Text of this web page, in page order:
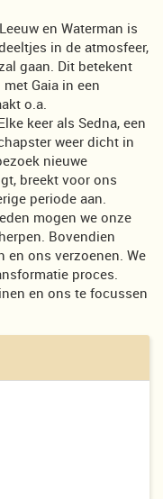
en Waterman is
in de atmosfeer,
gaan. Dit betekent
Gaia in een
o.a.
keer als Sedna, een
weer dicht in
nieuwe
breekt voor ons
periode aan.
mogen we onze
Bovendien
en ons verzoenen. We
proces.
en ons te focussen